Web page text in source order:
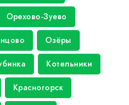
Орехово-Зуево
Озёры
Котельники
Красногорск